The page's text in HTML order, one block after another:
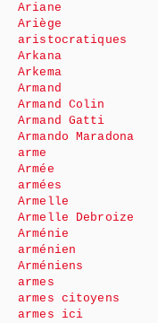
Ariane
Ariège
aristocratiques
Arkana
Arkema
Armand
Armand Colin
Armand Gatti
Armando Maradona
arme
Armée
armées
Armelle
Armelle Debroize
Arménie
arménien
Arméniens
armes
armes citoyens
armes ici